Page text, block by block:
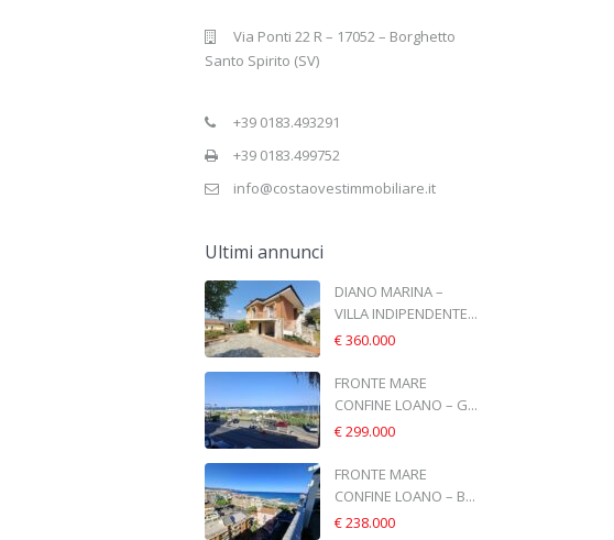
Via Ponti 22 R – 17052 – Borghetto
Santo Spirito (SV)
+39 0183.493291
+39 0183.499752
info@costaovestimmobiliare.it
Ultimi annunci
DIANO MARINA –
VILLA INDIPENDENTE...
€ 360.000
FRONTE MARE
CONFINE LOANO – G...
€ 299.000
FRONTE MARE
CONFINE LOANO – B...
€ 238.000